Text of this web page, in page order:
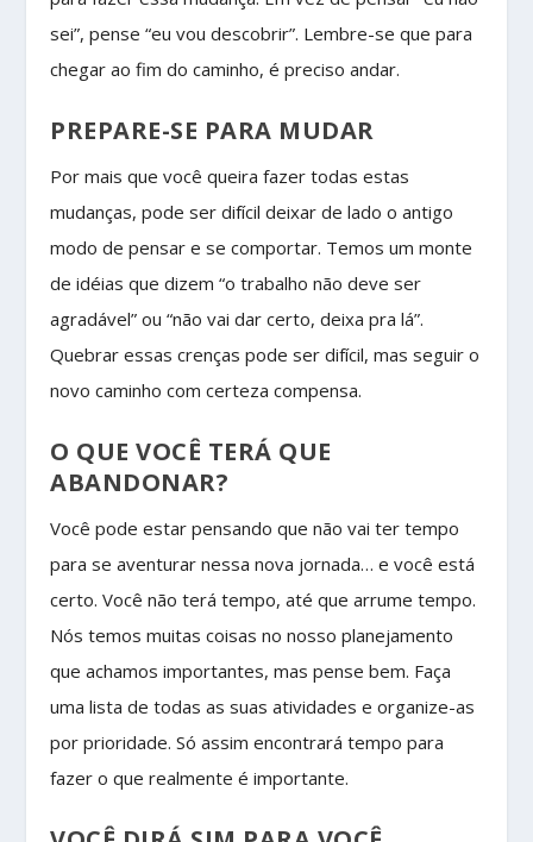
sei”, pense “eu vou descobrir”. Lembre-se que para
chegar ao fim do caminho, é preciso andar.
PREPARE-SE PARA MUDAR
Por mais que você queira fazer todas estas
mudanças, pode ser difícil deixar de lado o antigo
modo de pensar e se comportar. Temos um monte
de idéias que dizem “o trabalho não deve ser
agradável” ou “não vai dar certo, deixa pra lá”.
Quebrar essas crenças pode ser difícil, mas seguir o
novo caminho com certeza compensa.
O QUE VOCÊ TERÁ QUE
ABANDONAR?
Você pode estar pensando que não vai ter tempo
para se aventurar nessa nova jornada… e você está
certo. Você não terá tempo, até que arrume tempo.
Nós temos muitas coisas no nosso planejamento
que achamos importantes, mas pense bem. Faça
uma lista de todas as suas atividades e organize-as
por prioridade. Só assim encontrará tempo para
fazer o que realmente é importante.